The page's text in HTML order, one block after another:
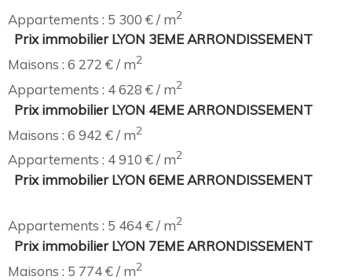
Appartements : 5 300 € / m2
Prix immobilier LYON 3EME ARRONDISSEMENT
Maisons : 6 272 € / m2
Appartements : 4 628 € / m2
Prix immobilier LYON 4EME ARRONDISSEMENT
Maisons : 6 942 € / m2
Appartements : 4 910 € / m2
Prix immobilier LYON 6EME ARRONDISSEMENT
Appartements : 5 464 € / m2
Prix immobilier LYON 7EME ARRONDISSEMENT
Maisons : 5 774 € / m2